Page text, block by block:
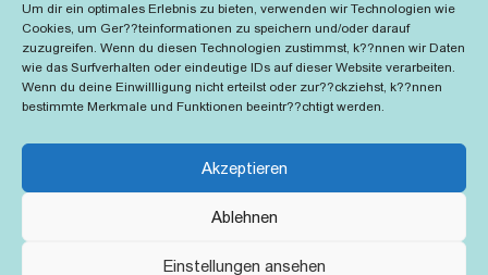
Um dir ein optimales Erlebnis zu bieten, verwenden wir Technologien wie
Cookies, um Ger??teinformationen zu speichern und/oder darauf
zuzugreifen. Wenn du diesen Technologien zustimmst, k??nnen wir Daten
wie das Surfverhalten oder eindeutige IDs auf dieser Website verarbeiten.
Wenn du deine Einwillligung nicht erteilst oder zur??ckziehst, k??nnen
bestimmte Merkmale und Funktionen beeintr??chtigt werden.
Akzeptieren
Ablehnen
Einstellungen ansehen
Grubenlampe … Tolstoy … Grün ist die Heide …
Lady Hamilton … Mütter verzaget nicht …
Ruttmann Werbefilme